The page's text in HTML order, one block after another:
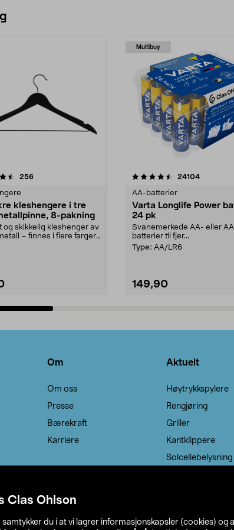
Clas Ohlson
samtykker du i at vi lagrer informasjonskapsler (cookies) og
256anmeldelser
kleshengere i tre
8-pakning
og skikkelig kleshenger av
– finnes i flere farger.
Multibuy
4.5av 5 stjerner 24104
AA-batterier
Varta Longlife Power
24 pk
Svanemerkede AA- eller
batterier til fjer...
Type: AA/LR6
149,90
4.5av 5 stjerner
Om
Om oss
Presse
Bærekraft
Karriere
Aktuelt
Høytrykkspylere
Rengjøring
Griller
Kantklippere
Solcellebelysning